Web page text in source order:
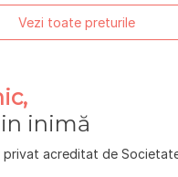
Vezi toate preturile
inimă
privat acreditat de